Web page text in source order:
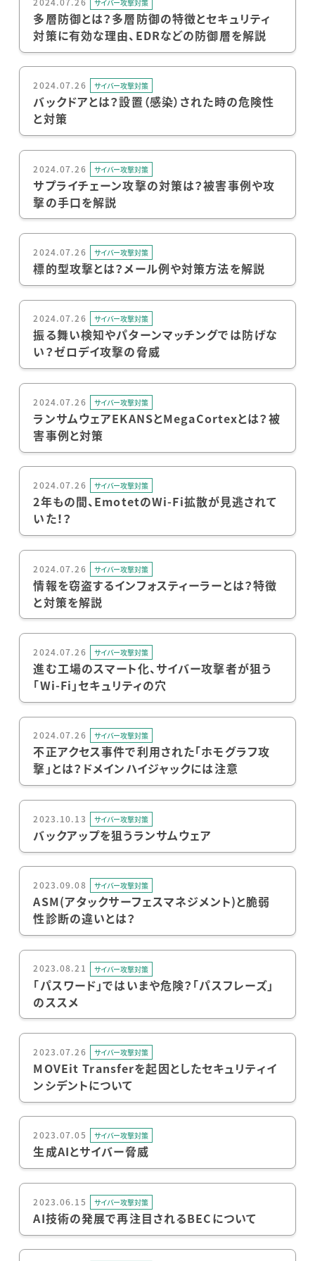
サイバー攻撃対策
多層防御とは？多層防御の特徴とセキュリティ
対策に有効な理由、EDRなどの防御層を解説
2024.07.26 サイバー攻撃対策
バックドアとは？設置（感染）された時の危険性
と対策
2024.07.26 サイバー攻撃対策
サプライチェーン攻撃の対策は？被害事例や攻
撃の手口を解説
2024.07.26 サイバー攻撃対策
標的型攻撃とは？メール例や対策方法を解説
2024.07.26 サイバー攻撃対策
振る舞い検知やパターンマッチングでは防げな
い？ゼロデイ攻撃の脅威
2024.07.26 サイバー攻撃対策
ランサムウェアEKANSとMegaCortexとは？被
害事例と対策
2024.07.26 サイバー攻撃対策
2年もの間、EmotetのWi-Fi拡散が見逃されて
いた！？
2024.07.26 サイバー攻撃対策
情報を窃盗するインフォスティーラーとは？特徴
と対策を解説
2024.07.26 サイバー攻撃対策
進む工場のスマート化、サイバー攻撃者が狙う
「Wi-Fi」セキュリティの穴
2024.07.26 サイバー攻撃対策
不正アクセス事件で利用された「ホモグラフ攻
撃」とは？ドメインハイジャックには注意
2023.10.13 サイバー攻撃対策
バックアップを狙うランサムウェア
2023.09.08 サイバー攻撃対策
ASM(アタックサーフェスマネジメント)と脆弱
性診断の違いとは？
2023.08.21 サイバー攻撃対策
「パスワード」ではいまや危険？「パスフレーズ」
のススメ
2023.07.26 サイバー攻撃対策
MOVEit Transferを起因としたセキュリティイ
ンシデントについて
2023.07.05 サイバー攻撃対策
生成AIとサイバー脅威
2023.06.15 サイバー攻撃対策
AI技術の発展で再注目されるBECについて